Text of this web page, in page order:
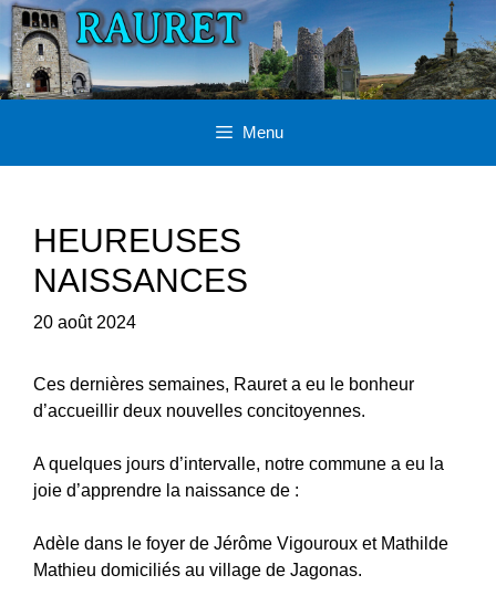
Aller
au
contenu
Menu
HEUREUSES
NAISSANCES
20 août 2024
Ces dernières semaines, Rauret a eu le bonheur
d’accueillir deux nouvelles concitoyennes.
A quelques jours d’intervalle, notre commune a eu la
joie d’apprendre la naissance de :
Adèle dans le foyer de Jérôme Vigouroux et Mathilde
Mathieu domiciliés au village de Jagonas.